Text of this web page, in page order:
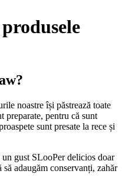
noastre își păstrează toate
preparate, pentru că sunt
sunt presate la rece și
gust SLooPer delicios doar
adaugăm conservanți, zahăr